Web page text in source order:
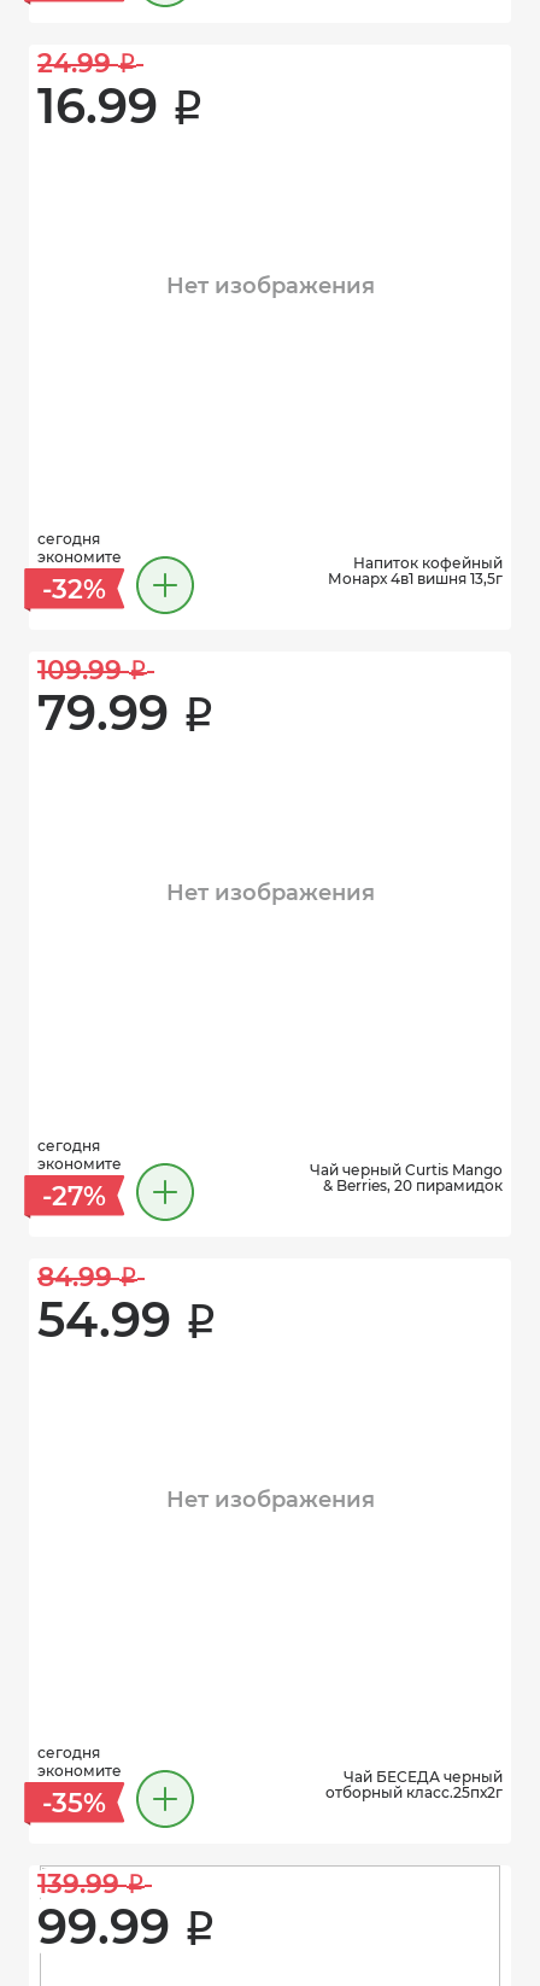
24.99 i
16.99 i
Нет изображения
сегодня
экономите
-32%
Напиток кофейный
Монарх 4в1 вишня 13,5г
109.99 i
79.99 i
Нет изображения
сегодня
экономите
-27%
Чай черный Curtis Mango
& Berries, 20 пирамидок
84.99 i
54.99 i
Нет изображения
сегодня
экономите
-35%
Чай БЕСЕДА черный
отборный класс.25пх2г
139.99 i
99.99 i